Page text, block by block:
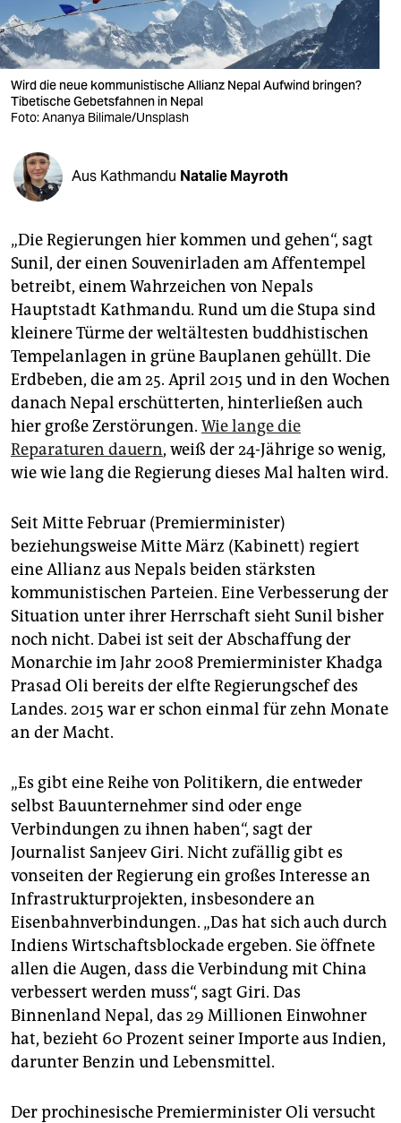
verlag
verlag
veranstaltungen
shop
fragen & hilfe
unterstützen
genossenschaft
epaper login
Wird die neue kommunistische Allianz Nepal Aufwind bringen?
Tibetische Gebetsfahnen in Nepal
Foto: Ananya Bilimale/Unsplash
Aus Kathmandu Natalie Mayroth
„Die Regierungen hier kommen und gehen“, sagt
Sunil, der einen Souvenirladen am Affentempel
betreibt, einem Wahrzeichen von Nepals
Hauptstadt Kathmandu. Rund um die Stupa sind
kleinere Türme der weltältesten buddhistischen
Tempelanlagen in grüne Bauplanen gehüllt. Die
Erdbeben, die am 25. April 2015 und in den Wochen
danach Nepal erschütterten, hinterließen auch
hier große Zerstörungen. Wie lange die
Reparaturen dauern, weiß der 24-Jährige so wenig,
wie wie lang die Regierung dieses Mal halten wird.
Seit Mitte Februar (Premierminister)
beziehungsweise Mitte März (Kabinett) regiert
eine Allianz aus Nepals beiden stärksten
kommunistischen Parteien. Eine Verbesserung der
Situation unter ihrer Herrschaft sieht Sunil bisher
noch nicht. Dabei ist seit der Abschaffung der
Monarchie im Jahr 2008 Premierminister Khadga
Prasad Oli bereits der elfte Regierungschef des
Landes. 2015 war er schon einmal für zehn Monate
an der Macht.
„Es gibt eine Reihe von Politikern, die entweder
selbst Bauunternehmer sind oder enge
Verbindungen zu ihnen haben“, sagt der
Journalist Sanjeev Giri. Nicht zufällig gibt es
vonseiten der Regierung ein großes Interesse an
Infrastrukturprojekten, insbesondere an
Eisenbahnverbindungen. „Das hat sich auch durch
Indiens Wirtschaftsblockade ergeben. Sie öffnete
allen die Augen, dass die Verbindung mit China
verbessert werden muss“, sagt Giri. Das
Binnenland Nepal, das 29 Millionen Einwohner
hat, bezieht 60 Prozent seiner Importe aus Indien,
darunter Benzin und Lebensmittel.
Der prochinesische Premierminister Oli versucht